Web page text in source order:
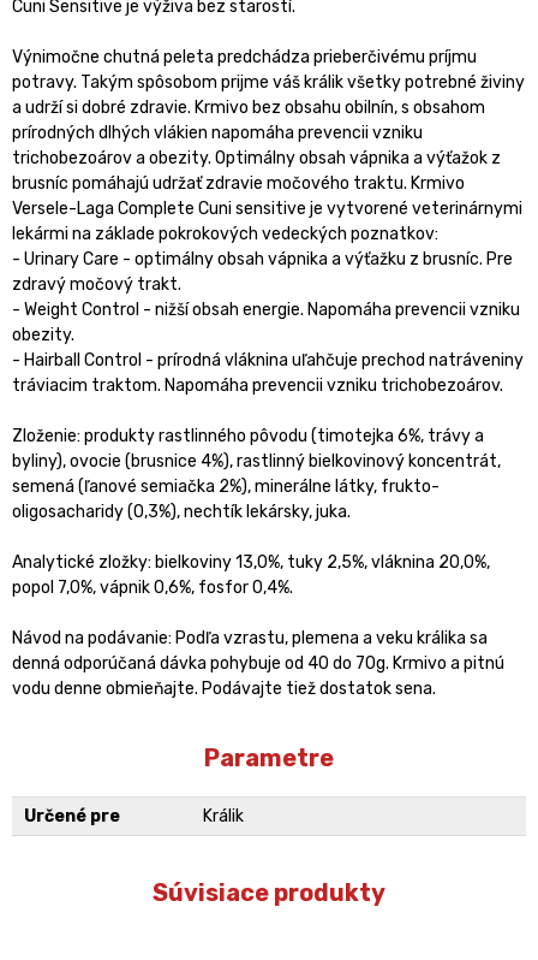
Cuni Sensitive je výživa bez starostí.
Výnimočne chutná peleta predchádza prieberčivému príjmu
potravy. Takým spôsobom prijme váš králik všetky potrebné živiny
a udrží si dobré zdravie. Krmivo bez obsahu obilnín, s obsahom
prírodných dlhých vlákien napomáha prevencii vzniku
trichobezoárov a obezity. Optimálny obsah vápnika a výťažok z
brusníc pomáhajú udržať zdravie močového traktu. Krmivo
Versele-Laga Complete Cuni sensitive je vytvorené veterinárnymi
lekármi na základe pokrokových vedeckých poznatkov:
- Urinary Care - optimálny obsah vápnika a výťažku z brusníc. Pre
zdravý močový trakt.
- Weight Control - nižší obsah energie. Napomáha prevencii vzniku
obezity.
- Hairball Control - prírodná vláknina uľahčuje prechod natráveniny
tráviacim traktom. Napomáha prevencii vzniku trichobezoárov.
Zloženie: produkty rastlinného pôvodu (timotejka 6%, trávy a
byliny), ovocie (brusnice 4%), rastlinný bielkovinový koncentrát,
semená (ľanové semiačka 2%), minerálne látky, frukto-
oligosacharidy (0,3%), nechtík lekársky, juka.
Analytické zložky: bielkoviny 13,0%, tuky 2,5%, vláknina 20,0%,
popol 7,0%, vápnik 0,6%, fosfor 0,4%.
Návod na podávanie: Podľa vzrastu, plemena a veku králika sa
denná odporúčaná dávka pohybuje od 40 do 70g. Krmivo a pitnú
vodu denne obmieňajte. Podávajte tiež dostatok sena.
Parametre
Určené pre Králik
Súvisiace produkty